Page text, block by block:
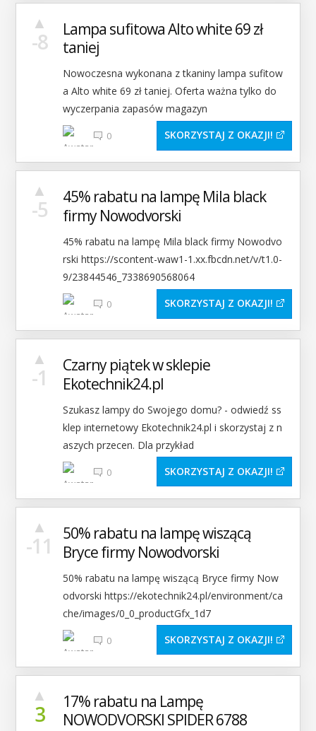
-8
▲
Lampa sufitowa Alto white 69 zł
taniej
Nowoczesna wykonana z tkaniny lampa sufitow
a Alto white 69 zł taniej. Oferta ważna tylko do
wyczerpania zapasów magazyn
0 SKORZYSTAJ Z OKAZJI
-5
▲
45% rabatu na lampę Mila black
firmy Nowodvorski
45% rabatu na lampę Mila black firmy Nowodvo
rski https://scontent-waw1-1.xx.fbcdn.net/v/t1.0-
9/23844546_7338690568064
0 SKORZYSTAJ Z OKAZJI
-1
▲
Czarny piątek w sklepie
Ekotechnik24.pl
Szukasz lampy do Swojego domu? - odwiedź ss
klep internetowy Ekotechnik24.pl i skorzystaj z n
aszych przecen. Dla przykład
0 SKORZYSTAJ Z OKAZJI
-11
▲
50% rabatu na lampę wiszącą
Bryce firmy Nowodvorski
50% rabatu na lampę wiszącą Bryce firmy Now
odvorski https://ekotechnik24.pl/environment/ca
che/images/0_0_productGfx_1d7
0 SKORZYSTAJ Z OKAZJI
3
▲
17% rabatu na Lampę
NOWODVORSKI SPIDER 6788